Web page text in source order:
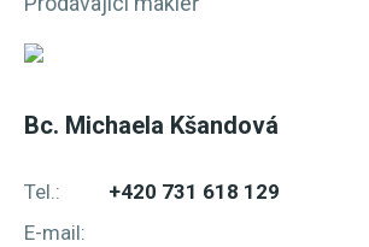
Bc. Michaela Kšandová
Tel.:
+420 731 618 129
E-mail: